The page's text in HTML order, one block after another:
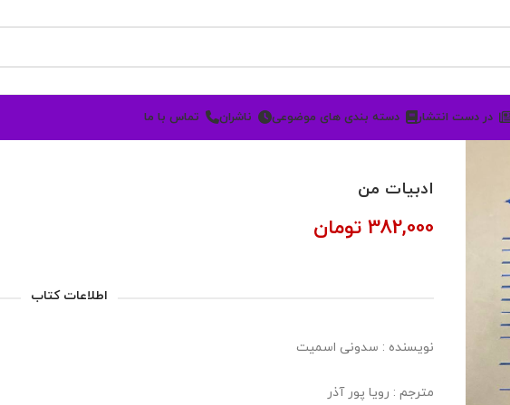
در دست انتشار دسته بندی های موضوعی ناشران تماس با ما
ادبیات من
382,000 تومان
اطلاعات کتاب
نویسنده : سدونی اسمیت
مترجم : رویا پور آذر